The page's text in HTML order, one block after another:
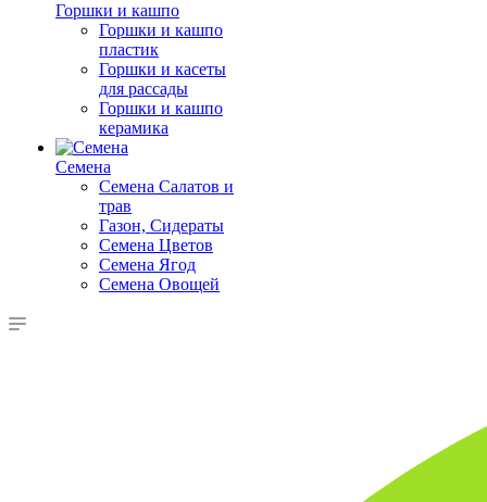
Горшки и кашпо
Горшки и кашпо
пластик
Горшки и касеты
для рассады
Горшки и кашпо
керамика
Семена
Семена Салатов и
трав
Газон, Сидераты
Семена Цветов
Семена Ягод
Семена Овощей